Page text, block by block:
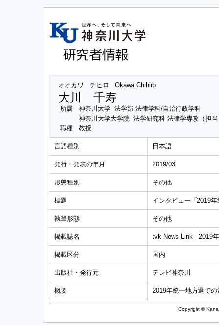
オオカワ チヒロ Okawa Chihiro
大川 千寿
所属
神奈川大学 法学部 法律学科/自治行政学科
神奈川大学大学院 法学研究科 法律学専攻（担
職種
教授
言語種別 日本語
発行・発表の年月 2019/03
形態種別 その他
標題 インタビュー「2019
執筆形態 その他
掲載誌名 tvk News Link 2019年
掲載区分 国内
出版社・発行元 テレビ神奈川
概要 2019年統一地方選で
Copyright ©